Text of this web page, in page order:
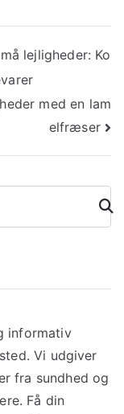
lejligheder: Ko
med en lam
elfræser
Søg
informativ
Vi udgiver
fra sundhed og
Få din